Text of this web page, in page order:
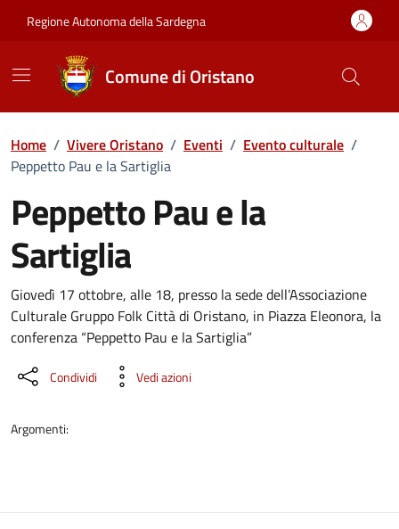
Regione Autonoma della Sardegna
Comune di Oristano
Home / Vivere Oristano / Eventi / Evento culturale /
Peppetto Pau e la Sartiglia
Peppetto Pau e la
Sartiglia
Dettaglio dell'evento
Giovedì 17 ottobre, alle 18, presso la sede dell’Associazione
Culturale Gruppo Folk Città di Oristano, in Piazza Eleonora, la
conferenza “Peppetto Pau e la Sartiglia”
Condividi Vedi azioni
Argomenti: